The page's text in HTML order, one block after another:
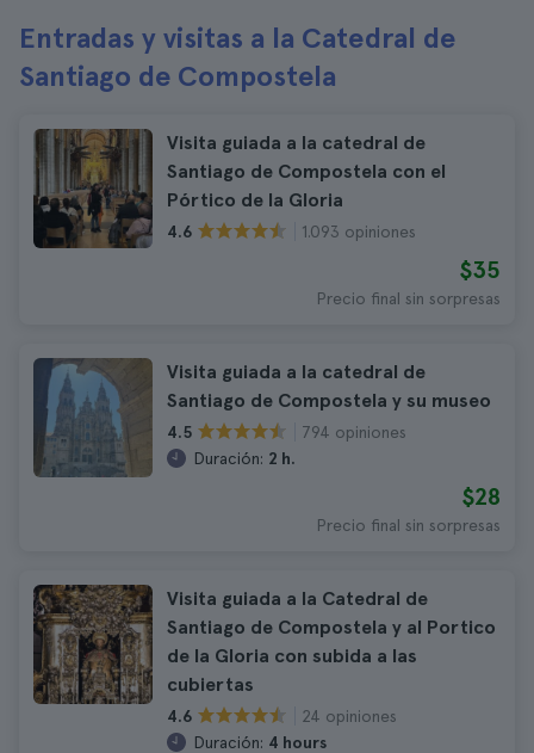
Entradas y visitas a la Catedral de
Santiago de Compostela
Visita guiada a la catedral de
Santiago de Compostela con el
Pórtico de la Gloria
4.6 1.093 opiniones
$35
Precio final sin sorpresas
Visita guiada a la catedral de
Santiago de Compostela y su museo
4.5
794 opiniones
Duración: 2 h.
$28
Precio final sin sorpresas
Visita guiada a la Catedral de
Santiago de Compostela y al Portico
de la Gloria con subida a las
cubiertas
4.6
24 opiniones
Duración: 4 hours